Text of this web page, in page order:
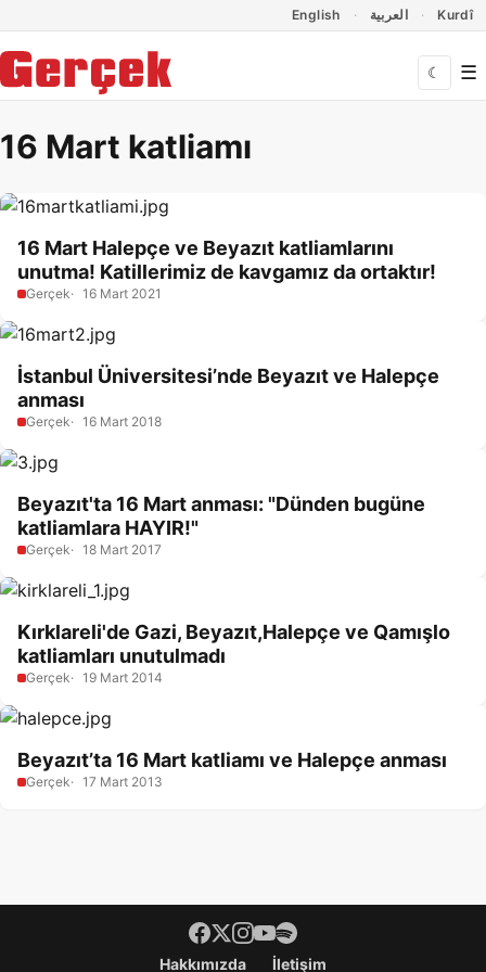
English العربية Kurdî
☾ ☰
16 Mart katliamı
16 Mart Halepçe ve Beyazıt katliamlarını
unutma! Katillerimiz de kavgamız da ortaktır!
Gerçek 16 Mart 2021
İstanbul Üniversitesi’nde Beyazıt ve Halepçe
anması
Gerçek 16 Mart 2018
Beyazıt'ta 16 Mart anması: "Dünden bugüne
katliamlara HAYIR!"
Gerçek 18 Mart 2017
Kırklareli'de Gazi, Beyazıt,Halepçe ve Qamışlo
katliamları unutulmadı
Gerçek 19 Mart 2014
Beyazıt’ta 16 Mart katliamı ve Halepçe anması
Gerçek 17 Mart 2013
Footer menüHakkımızda İletişim